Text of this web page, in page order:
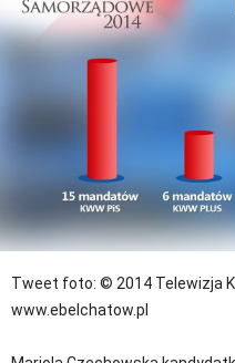
Tweet foto: © 2014 Telewizja
www.ebelchatow.pl